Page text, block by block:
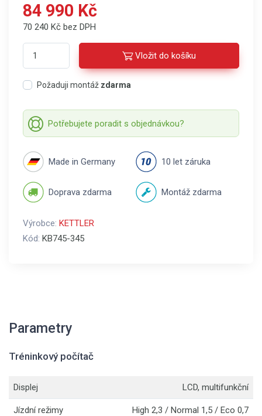
84 990 Kč
70 240 Kč bez DPH
Vložit do košíku
Požaduji montáž zdarma
Potřebujete poradit s objednávkou?
Made in Germany 10 let záruka
Doprava zdarma Montáž zdarma
Výrobce: KETTLER
Kód: KB745-345
Parametry
Tréninkový počítač
Displej LCD, multifunkční
Jízdní režimy High 2,3 / Normal 1,5 / Eco 0,7